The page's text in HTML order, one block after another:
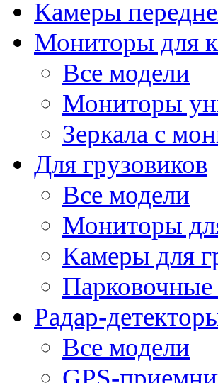
Камеры
Мониторы для
Все модели
Мониторы
Зеркала с
Для грузовиков
Все модели
Мониторы
Камеры для
Парковочные
Радар-
Все модели